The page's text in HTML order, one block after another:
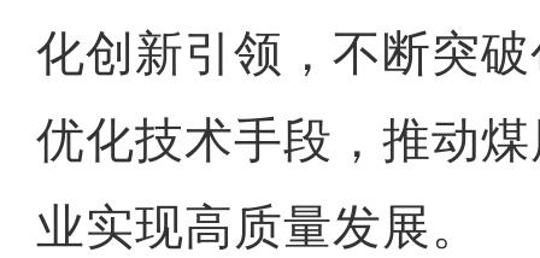
化创新引领，不断突
优化技术手段，推动
业实现高质量发展。